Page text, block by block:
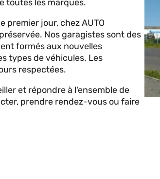
toutes les marques.
premier jour, chez AUTO
Nos garagistes sont des
formés aux nouvelles
types de véhicules. Les
respectées.
et répondre à l'ensemble de
prendre rendez-vous ou faire